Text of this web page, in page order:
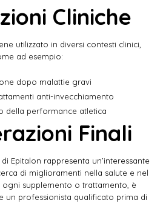
Cliniche
utilizzato in diversi contesti clinici,
ad esempio:
dopo malattie gravi
anti-invecchiamento
della performance atletica
Finali
Epitalon rappresenta un’interessante
di miglioramenti nella salute e nel
ogni supplemento o trattamento, è
un professionista qualificato prima di